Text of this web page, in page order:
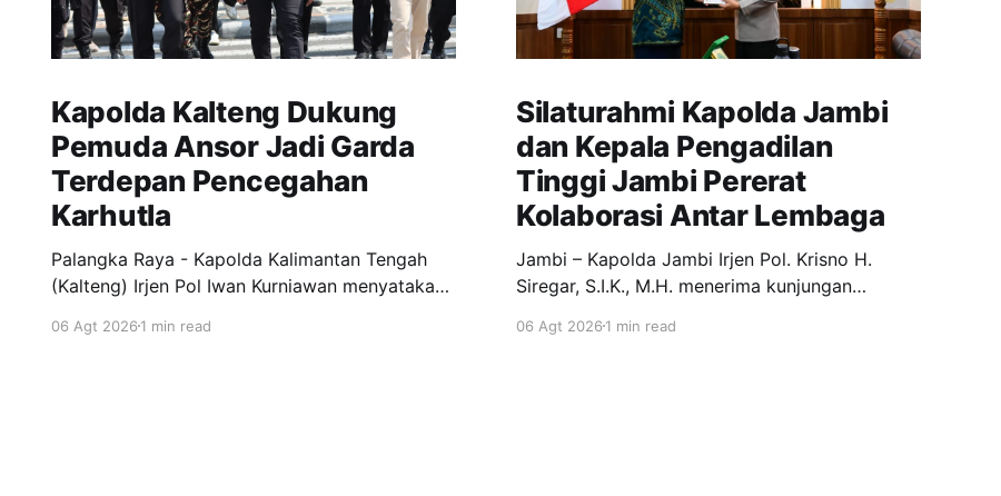
Kapolda Kalteng Dukung
Pemuda Ansor Jadi Garda
Terdepan Pencegahan
Karhutla
Palangka Raya - Kapolda Kalimantan Tengah
(Kalteng) Irjen Pol Iwan Kurniawan menyatakan
Ansor menjadi garda terdepan dalam upaya
06 Agt 20261 min read
Silaturahmi Kapolda Jambi
dan Kepala Pengadilan
Tinggi Jambi Pererat
Kolaborasi Antar Lembaga
Jambi – Kapolda Jambi Irjen Pol. Krisno H.
Siregar, S.I.K., M.H. menerima kunjungan
Marsudin Nainggolan, S.H., M.H., di Ruang Kerja
06 Agt 20261 min read